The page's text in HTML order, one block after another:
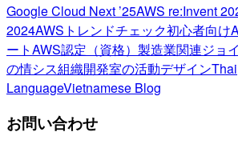
Google Cloud Next ’25AWS re:Invent
2024AWSトレンドチェック初心者向け
ートAWS認定（資格） 製造業関連ジョ
の情シス組織開発室の活動デザインThai
LanguageVietnamese Blog
お問い合わせ